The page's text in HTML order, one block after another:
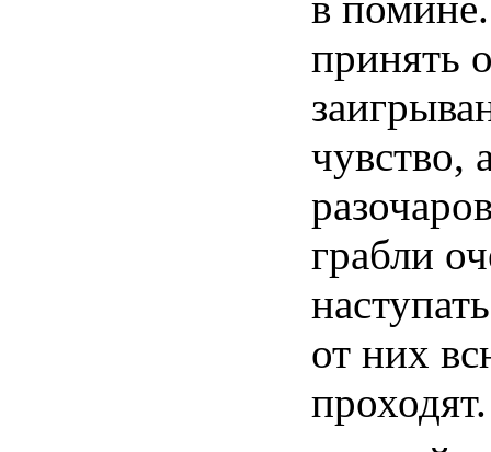
принять
чувство,
грабли
от них
проходят.